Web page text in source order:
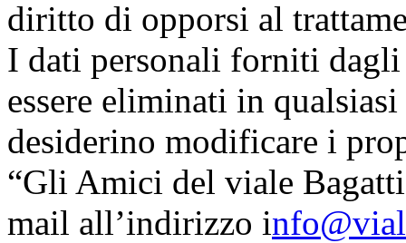
diritto di opporsi al
I dati personali forniti
essere eliminati in
desiderino modificare i
“Gli Amici del viale
mail all’indirizzo i